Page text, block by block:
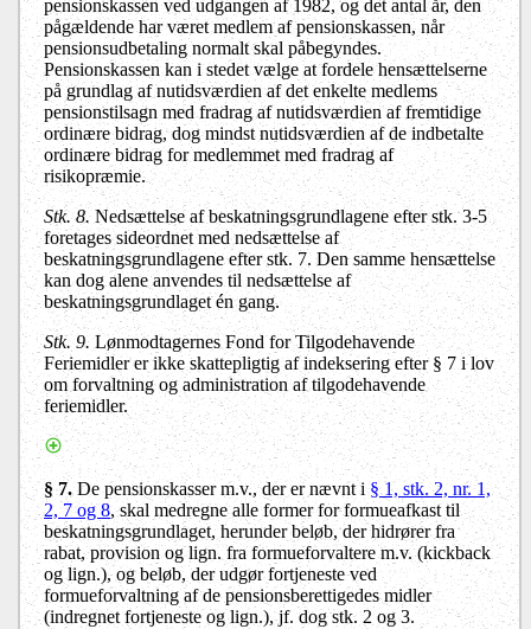
pensionskassen ved udgangen af 1982, og det antal år, den
pågældende har været medlem af pensionskassen, når
pensionsudbetaling normalt skal påbegyndes.
Pensionskassen kan i stedet vælge at fordele hensættelserne
på grundlag af nutidsværdien af det enkelte medlems
pensionstilsagn med fradrag af nutidsværdien af fremtidige
ordinære bidrag, dog mindst nutidsværdien af de indbetalte
ordinære bidrag for medlemmet med fradrag af
risikopræmie.
Stk. 8.Nedsættelse af beskatningsgrundlagene efter stk. 3-5
foretages sideordnet med nedsættelse af
beskatningsgrundlagene efter stk. 7. Den samme hensættelse
kan dog alene anvendes til nedsættelse af
beskatningsgrundlaget én gang.
Stk. 9. Lønmodtagernes Fond for Tilgodehavende
Feriemidler er ikke skattepligtig af indeksering efter § 7 i lov
om forvaltning og administration af tilgodehavende
feriemidler.
§ 7.De pensionskasser m.v., der er nævnt i§ 1, stk. 2, nr. 1,
2, 7 og 8, skal medregne alle former for formueafkast til
beskatningsgrundlaget, herunder beløb, der hidrører fra
rabat, provision og lign. fra formueforvaltere m.v. (kickback
og lign.), og beløb, der udgør fortjeneste ved
formueforvaltning af de pensionsberettigedes midler
(indregnet fortjeneste og lign.), jf. dog stk. 2 og 3.